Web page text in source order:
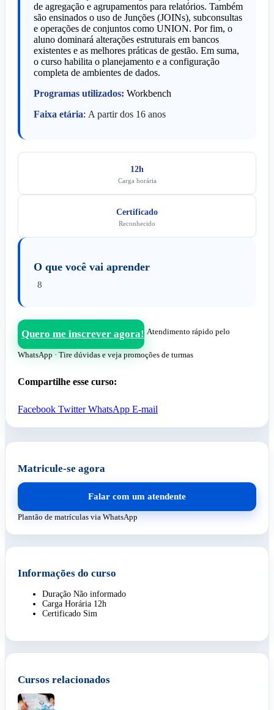
de agregação e agrupamentos para relatórios. Também
são ensinados o uso de Junções (JOINs), subconsultas
e operações de conjuntos como UNION. Por fim, o
aluno dominará alterações estruturais em bancos
existentes e as melhores práticas de gestão. Em suma,
o curso habilita o planejamento e a configuração
completa de ambientes de dados.
Programas utilizados: Workbench
Faixa etária: A partir dos 16 anos
12h
Carga horária
Certificado
Reconhecido
O que você vai aprender
8
Quero me inscrever agora! Atendimento rápido pelo
WhatsApp · Tire dúvidas e veja promoções de turmas
Compartilhe esse curso:
Facebook TwitterWhatsApp E-mail
Matricule-se agora
Falar com um atendente
Plantão de matrículas via WhatsApp
Informações do curso
Duração Não informado
Carga Horária 12h
Certificado Sim
Cursos relacionados